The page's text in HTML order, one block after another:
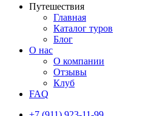
Путешествия
Главная
Каталог туров
Блог
О нас
О компании
Отзывы
Клуб
FAQ